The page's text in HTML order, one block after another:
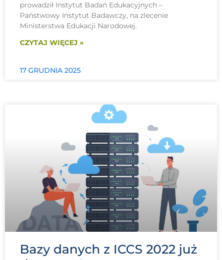
prowadził Instytut Badań Edukacyjnych –
Państwowy Instytut Badawczy, na zlecenie
Ministerstwa Edukacji Narodowej.
CZYTAJ WIĘCEJ »
17 GRUDNIA 2025
Bazy danych z ICCS 2022 już